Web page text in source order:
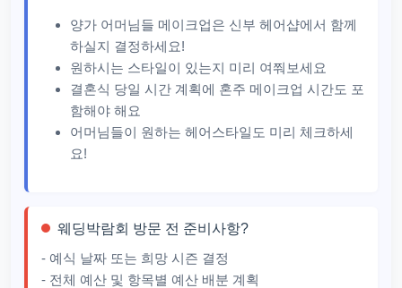
양가 어머님들 메이크업은 신부 헤어샵에서 함께
하실지 결정하세요!
원하시는 스타일이 있는지 미리 여쭤보세요
결혼식 당일 시간 계획에 혼주 메이크업 시간도 포
함해야 해요
어머님들이 원하는 헤어스타일도 미리 체크하세
요!
웨딩박람회 방문 전 준비사항?
- 예식 날짜 또는 희망 시즌 결정
- 전체 예산 및 항목별 예산 배분 계획